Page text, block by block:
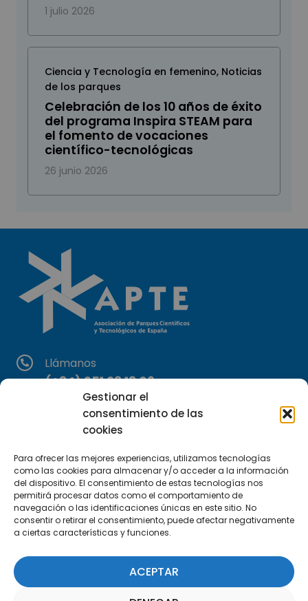
Gestionar el
consentimiento de las
cookies
Para ofrecer las mejores experiencias, utilizamos tecnologías
como las cookies para almacenar y/o acceder a la información
del dispositivo. El consentimiento de estas tecnologías nos
permitirá procesar datos como el comportamiento de
navegación o las identificaciones únicas en este sitio. No
consentir o retirar el consentimiento, puede afectar negativamente
a ciertas características y funciones.
ACEPTAR
1 julio 2026
Ciencia y Tecnología en femenino, Noticias
de los parques
Celebración de los 10 años de éxito
del programa Inspira STEAM para
el fomento de vocaciones
científico-tecnológicas
26 junio 2026
Llámanos
(+34) 951 23 13 06
Escríbenos
info@apte.org
Encuéntranos
C/Marie Curie, 35
29590 Campanillas, Málaga